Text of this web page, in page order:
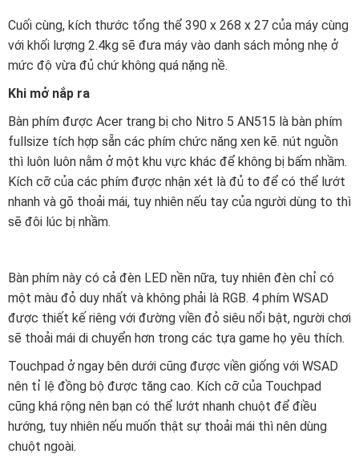
Cuối cùng, kích thước tổng thể 390 x 268 x 27 của máy cùng
với khối lượng 2.4kg sẽ đưa máy vào danh sách mỏng nhẹ ở
mức độ vừa đủ chứ không quá nặng nề.
Khi mở nắp ra
Bàn phím được Acer trang bị cho Nitro 5 AN515 là bàn phím
fullsize tích hợp sẵn các phím chức năng xen kẽ. nút nguồn
thì luôn luôn nằm ở một khu vực khác để không bị bấm nhầm.
Kích cỡ của các phím được nhận xét là đủ to để có thể lướt
nhanh và gõ thoải mái, tuy nhiên nếu tay của người dùng to thì
sẽ đôi lúc bị nhầm.
Bàn phím này có cả đèn LED nền nữa, tuy nhiên đèn chỉ có
một màu đỏ duy nhất và không phải là RGB. 4 phím WSAD
được thiết kế riêng với đường viền đỏ siêu nổi bật, người chơi
sẽ thoải mái di chuyển hơn trong các tựa game họ yêu thích.
Touchpad ở ngay bên dưới cũng được viền giống với WSAD
nên tỉ lệ đồng bộ được tăng cao. Kích cỡ của Touchpad
cũng khá rộng nên bạn có thể lướt nhanh chuột để điều
hướng, tuy nhiên nếu muốn thật sự thoải mái thì nên dùng
chuột ngoài.